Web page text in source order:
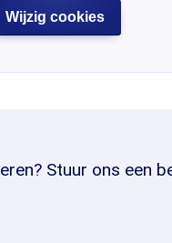
Wijzig cookies
Stuur ons een